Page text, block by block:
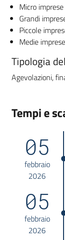
Micro imprese
Grandi
Piccole
Medie imprese
Tipologia
Agevolazioni,
Tempi e
05
febbraio
2026
05
febbraio
2026